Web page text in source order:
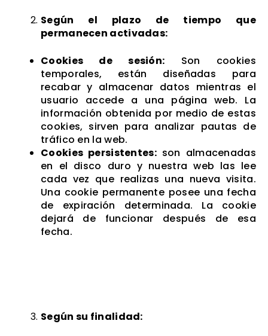
Según el plazo de tiempo que
permanecen activadas:
Cookies de sesión: Son cookies
temporales, están diseñadas para
recabar y almacenar datos mientras el
usuario accede a una página web. La
información obtenida por medio de estas
cookies, sirven para analizar pautas de
tráfico en la web.
Cookies persistentes:son almacenadas
en el disco duro y nuestra web las lee
cada vez que realizas una nueva visita.
Una cookie permanente posee una fecha
de expiración determinada. La cookie
dejará de funcionar después de esa
fecha.
Según su finalidad: